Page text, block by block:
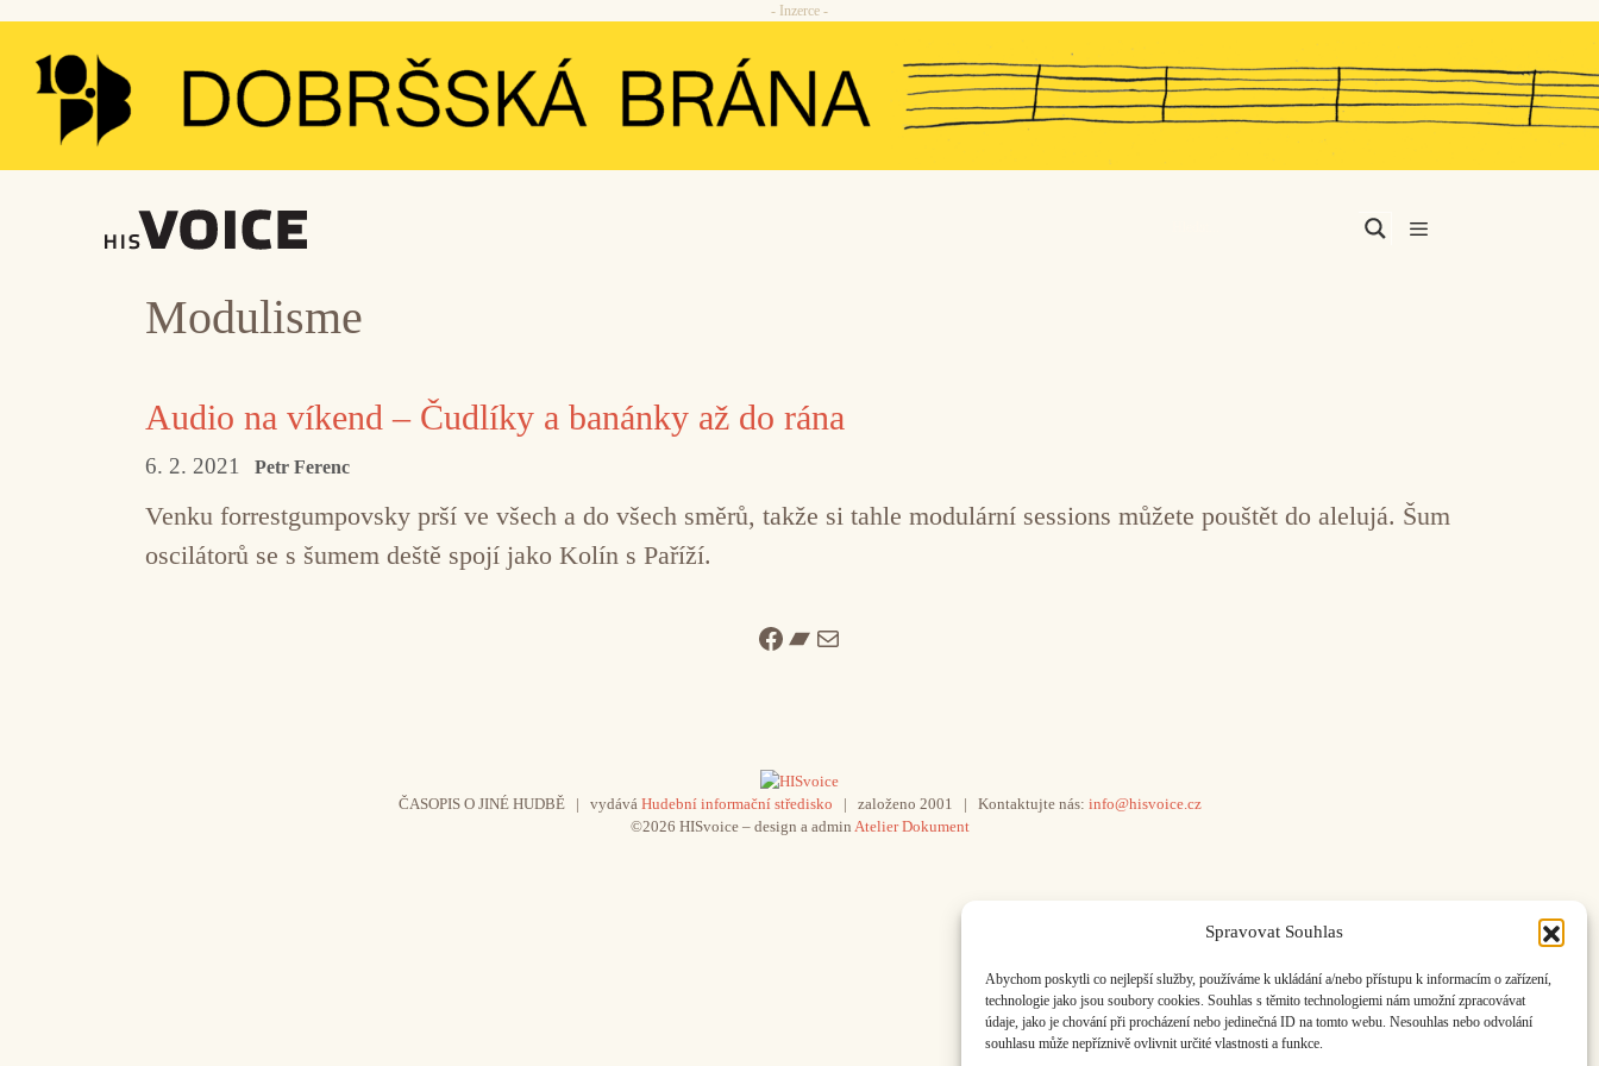
Spravovat Souhlas
Abychom poskytli co nejlepší služby, používáme k ukládání a/nebo přístupu k informacím o zařízení,
technologie jako jsou soubory cookies. Souhlas s těmito technologiemi nám umožní zpracovávat
údaje, jako je chování při procházení nebo jedinečná ID na tomto webu. Nesouhlas nebo odvolání
souhlasu může nepříznivě ovlivnit určité vlastnosti a funkce.
Přeskočit
obsah
- Inzerce -
Modulisme
Audio na víkend – Čudlíky a banánky až do rána
6. 2. 2021 Petr Ferenc
Venku forrestgumpovsky prší ve všech a do všech směrů, takže si tahle modulární sessions můžete pouštět do alelujá. Šum
oscilátorů se s šumem deště spojí jako Kolín s Paříží.
Facebook
Bandcamp
Mail
ČASOPIS O JINÉ HUDBĚ | vydává Hudební informační středisko | založeno 2001 | Kontaktujte nás: info@hisvoice.cz
©2026 HISvoice – design a admin Atelier Dokument